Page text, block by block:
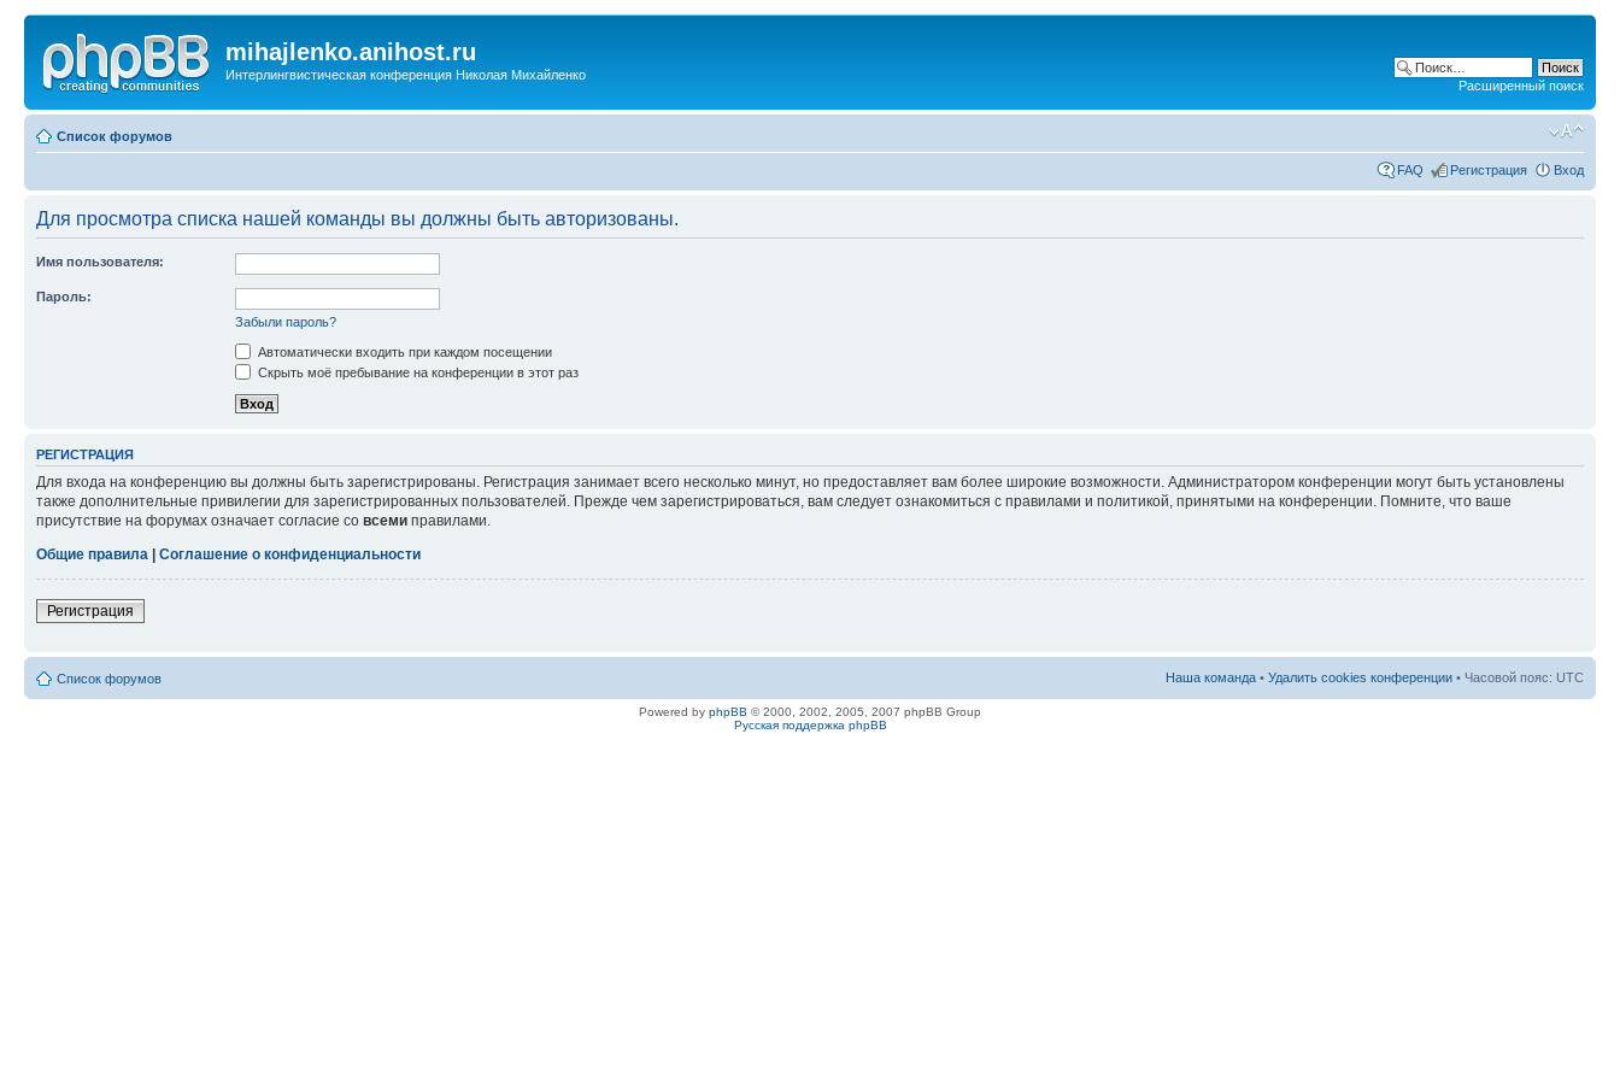
mihajlenko.anihost.ru
Интерлингвистическая конференция Николая Михайленко
Расширенный поиск
Список форумов
FAQ Регистрация Вход
Для просмотра списка нашей команды вы должны быть авторизованы.
Имя пользователя:
Пароль:
Забыли пароль?
Автоматически входить при каждом посещении
Скрыть моё пребывание на конференции в этот раз
РЕГИСТРАЦИЯ
Для входа на конференцию вы должны быть зарегистрированы. Регистрация занимает всего несколько минут, но предоставляет вам более широкие возможности. Администратором конференции могут быть установлены
также дополнительные привилегии для зарегистрированных пользователей. Прежде чем зарегистрироваться, вам следует ознакомиться с правилами и политикой, принятыми на конференции. Помните, что ваше
присутствие на форумах означает согласие со всеми правилами.
Общие правила
Соглашение о конфиденциальности
Регистрация
Список форумов Наша команда • Удалить cookies конференции • Часовой пояс: UTC
Powered by phpBB © 2000, 2002, 2005, 2007 phpBB Group
Русская поддержка phpBB